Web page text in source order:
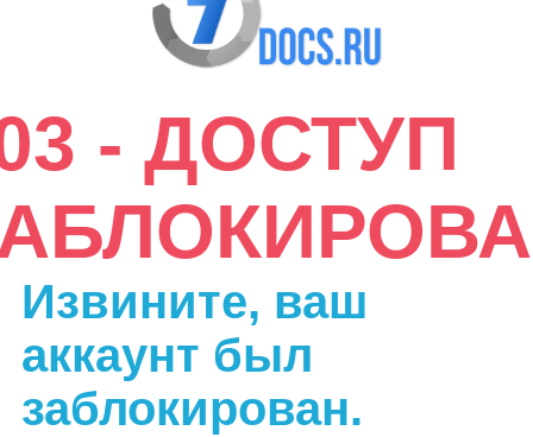
- ДОСТУП
Извините, ваш
аккаунт был
заблокирован.